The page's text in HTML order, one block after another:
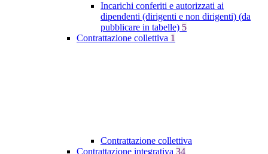
Incarichi conferiti e autorizzati ai
dipendenti (dirigenti e non dirigenti) (da
pubblicare in tabelle) 5
Contrattazione collettiva 1
Contrattazione collettiva
Contrattazione integrativa 34